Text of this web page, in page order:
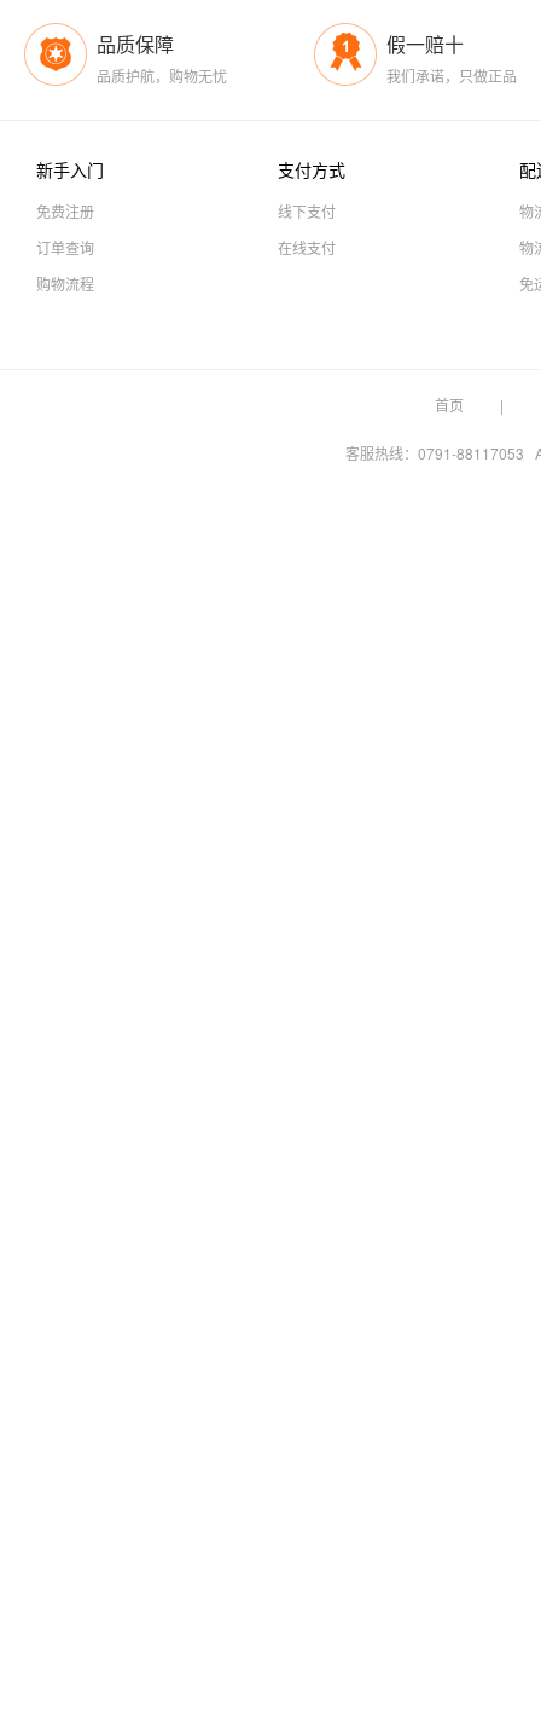
品质保障
品质护航，购物无忧
假一赔十
我们承诺，只做正品
新手入门
免费注册
订单查询
购物流程
支付方式
线下支付
在线支付
配
物
物
免
首页
客服热线：0791-88117053